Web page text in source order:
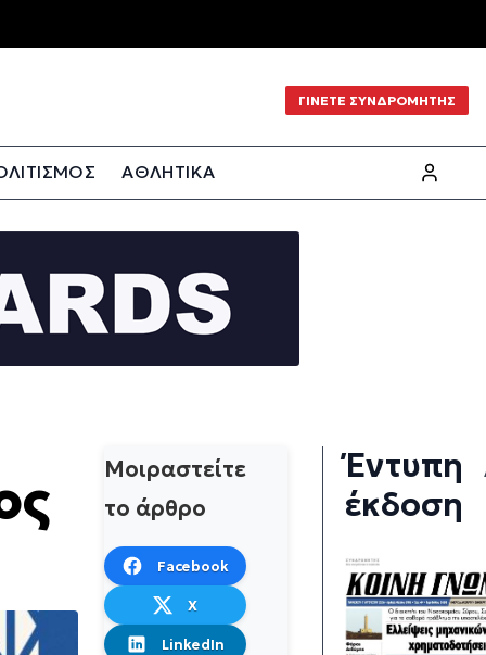
ΓΙΝΕΤΕ ΣΥΝΔΡΟΜΗΤΗΣ
ΑΘΛΗΤΙΚΑ
Μοιραστείτε
το άρθρο
Facebook
X
LinkedIn
Έντυπη
έκδοση